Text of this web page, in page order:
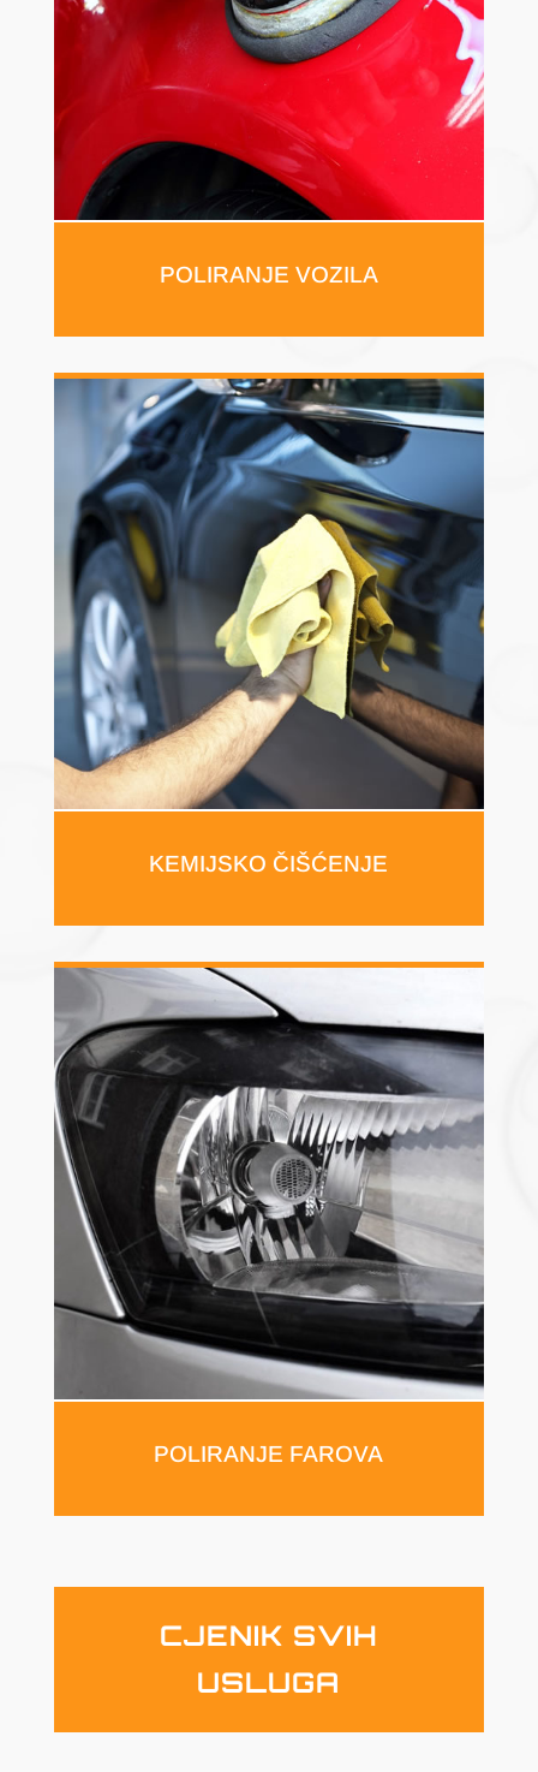
POLIRANJE VOZILA
KEMIJSKO ČIŠĆENJE
POLIRANJE FAROVA
CJENIK SVIH
USLUGA